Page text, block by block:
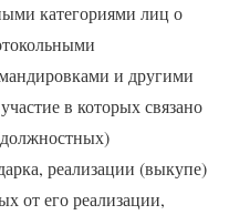
категориями лиц о
и другими
в которых связано
реализации (выкупе)
от его реализации,